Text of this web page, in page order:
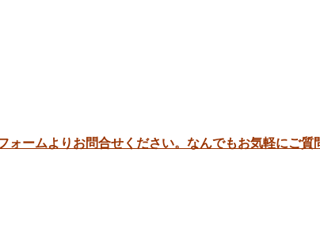
ームよりお問合せください。なんでもお気軽にご質